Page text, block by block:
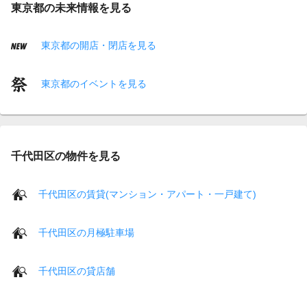
東京都の未来情報を見る
東京都の開店・閉店を見る
東京都のイベントを見る
千代田区の物件を見る
千代田区の賃貸(マンション・アパート・一戸建て)
千代田区の月極駐車場
千代田区の貸店舗